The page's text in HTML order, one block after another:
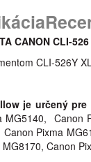
CANON CLI-
CLI-526Y
je určený
MG5140, Canon
Pixma
Canon